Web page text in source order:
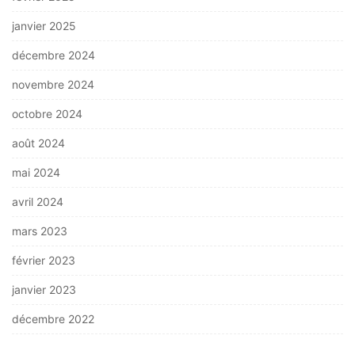
janvier 2025
décembre 2024
novembre 2024
octobre 2024
août 2024
mai 2024
avril 2024
mars 2023
février 2023
janvier 2023
décembre 2022